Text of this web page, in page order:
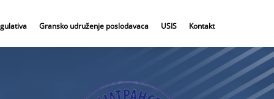
Gransko udruženje poslodavaca USIS Kontakt